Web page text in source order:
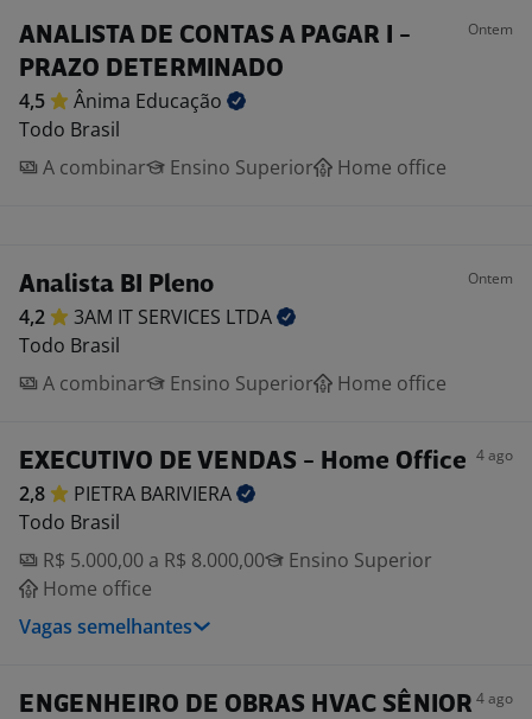
ANALISTA DE CONTAS A PAGAR I -
PRAZO DETERMINADO
Ontem
4,5 Ânima Educação
Todo Brasil
A combinar
Ensino Superior Home office
Analista BI Pleno Ontem
4,2 3AM IT SERVICES LTDA
Todo Brasil
A combinar
Ensino Superior Home office
EXECUTIVO DE VENDAS - Home Office 4 ago
2,8 PIETRA BARIVIERA
Todo Brasil
R$ 5.000,00 a R$ 8.000,00
Ensino Superior
Home office
Vagas semelhantes
ENGENHEIRO DE OBRAS HVAC SÊNIOR 4 ago